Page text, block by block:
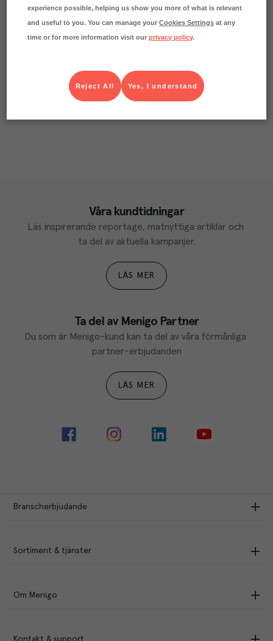
Våra kundtidningar
Läs inspirerande reportage, matnyttiga artiklar och
ta del av aktuella kampanjer.
LÄS MER
Ta del av Menigo Partner
Du som är Menigo-kund kan ta del av våra förmånliga
partner-erbjudanden
LÄS MER
Branscherbjudande
Sortiment & tjänster
Om Menigo
Kontakt & support
experience possible, helping us show you more of what is relevant
and useful to you. You can manage yourCookies Settings at any
time or for more information visit ourprivacy policy.
Yes, I understand
Reject All